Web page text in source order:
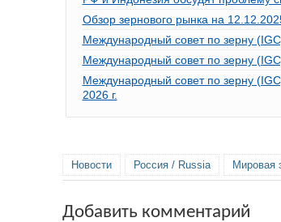
Обзор зернового рынка на
Международный совет по зерну
Международный совет по зерну
Международный совет по зерну
2026 г.
Новости Россия / Russia Мировая
Добавить комментарий